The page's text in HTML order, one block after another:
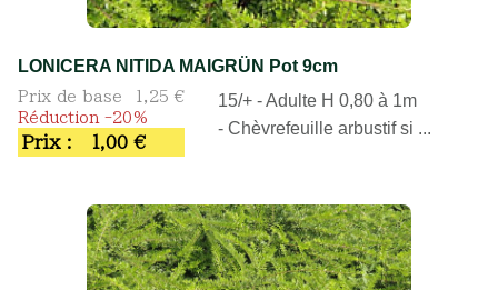
LONICERA NITIDA MAIGRÜN Pot 9cm
Prix de base
1,25 €
Réduction -20%
Prix : 1,00 €
15/+ - Adulte H 0,80 à 1m
- Chèvrefeuille arbustif si ...